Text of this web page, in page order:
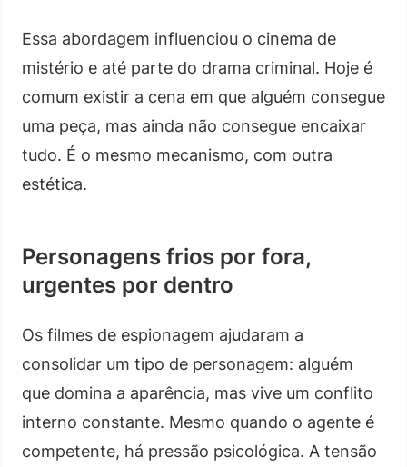
Essa abordagem influenciou o cinema de
mistério e até parte do drama criminal. Hoje é
comum existir a cena em que alguém consegue
uma peça, mas ainda não consegue encaixar
tudo. É o mesmo mecanismo, com outra
estética.
Personagens frios por fora,
urgentes por dentro
Os filmes de espionagem ajudaram a
consolidar um tipo de personagem: alguém
que domina a aparência, mas vive um conflito
interno constante. Mesmo quando o agente é
competente, há pressão psicológica. A tensão